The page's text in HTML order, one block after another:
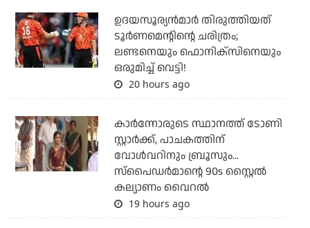
ഉദയസൂര്യന്‍മാര്‍ തിരുത്തിയത്
ടൂര്‍ണമെന്റിന്റെ ചരിത്രം;
ലണ്ടനെയും ഫൊനിക്‌സിനെയും
ഒരുമിച്ച് വെട്ടി!
20 hours ago
കാര്‍ന്നോരുടെ സ്ഥാനത്ത് ടോണി
സ്റ്റാര്‍ക്ക്, പാചകത്തിന്
വോള്‍വറിനും ബ്രൂസും...
സ്‌പൈഡര്‍മാന്റെ 90s സ്റ്റൈല്‍
കല്യാണം വൈറല്‍
19 hours ago